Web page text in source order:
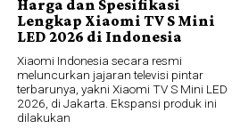
Harga dan Spesifikasi
Lengkap Xiaomi TV S Mini
LED 2026 di Indonesia
Xiaomi Indonesia secara resmi
meluncurkan jajaran televisi pintar
terbarunya, yakni Xiaomi TV S Mini LED
2026, di Jakarta. Ekspansi produk ini
dilakukan